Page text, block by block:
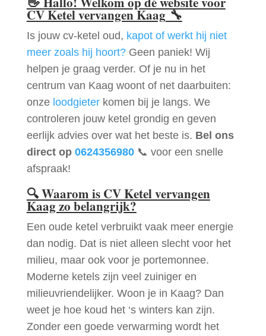
CV Ketel vervangen Kaag🔧
Is jouw cv-ketel oud, kapot of werkt hij niet
meer zoals hij hoort?Geen paniek! Wij
helpen je graag verder. Of je nu in het
centrum van Kaag woont of net daarbuiten:
onze loodgieterkomen bij je langs. We
controleren jouw ketel grondig en geven
eerlijk advies over wat het beste is. Bel ons
direct op 0624356980📞 voor een snelle
afspraak!
🔍Waarom is CV Ketel vervangen
Kaag zo belangrijk?
Een oude ketel verbruikt vaak meer energie
dan nodig. Dat is niet alleen slecht voor het
milieu, maar ook voor je portemonnee.
Moderne ketels zijn veel zuiniger en
milieuvriendelijker. Woon je in Kaag? Dan
weet je hoe koud het ‘s winters kan zijn.
Zonder een goede verwarming wordt het